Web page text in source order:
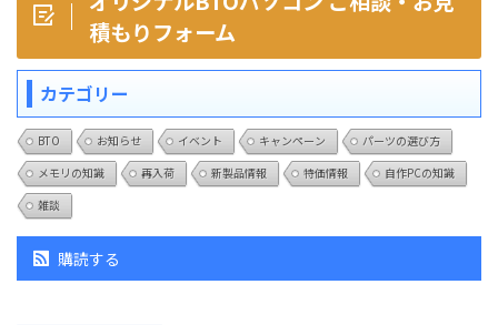
積もりフォーム
カテゴリー
BTO お知らせ イベント キャンペーン
パーツの選び方
メモリの知識
再入荷 新製品情報 特価情報
自作PCの知識
雑談
購読する